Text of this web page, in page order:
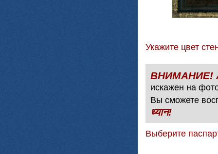
Укажите цвет
искажен на
Вы сможете
ध्यान!
Выберите